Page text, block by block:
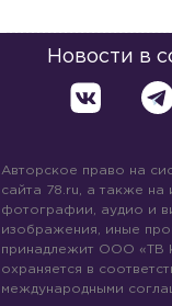
Новости в
Авторское право на
сайта 78.ru, а также на
фотографии, аудио и
изображения, иные
принадлежит ООО «ТВ
охраняется в
международными